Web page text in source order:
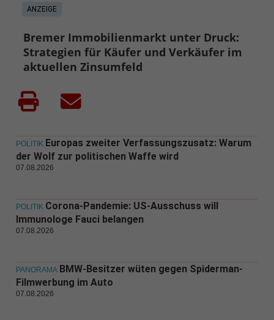
ANZEIGE
Bremer Immobilienmarkt unter Druck:
Strategien für Käufer und Verkäufer im
aktuellen Zinsumfeld
POLITIK Europas zweiter Verfassungszusatz: Warum
der Wolf zur politischen Waffe wird
07.08.2026
POLITIK Corona-Pandemie: US-Ausschuss will
Immunologe Fauci belangen
07.08.2026
PANORAMA BMW-Besitzer wüten gegen Spiderman-
Filmwerbung im Auto
07.08.2026